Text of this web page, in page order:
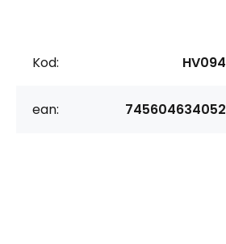
Kod: HV094
ean: 745604634052